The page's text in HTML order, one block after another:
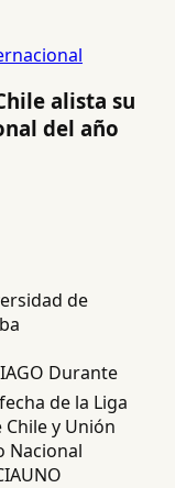
alista su
del año
Durante
de la Liga
y Unión
Nacional